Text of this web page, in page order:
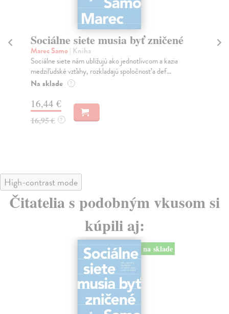
Sociálne siete musia byť zničené
Marec Samo| Kniha
Sociálne siete nám ubližujú ako jednotlivcom a kazia
medziľudské vzťahy, rozkladajú spoločnosť a def...
Na sklade ?
16,44 €
16,95 € ?
High-contrast mode
Čitatelia s podobným vkusom si
kúpili aj:
na sklade